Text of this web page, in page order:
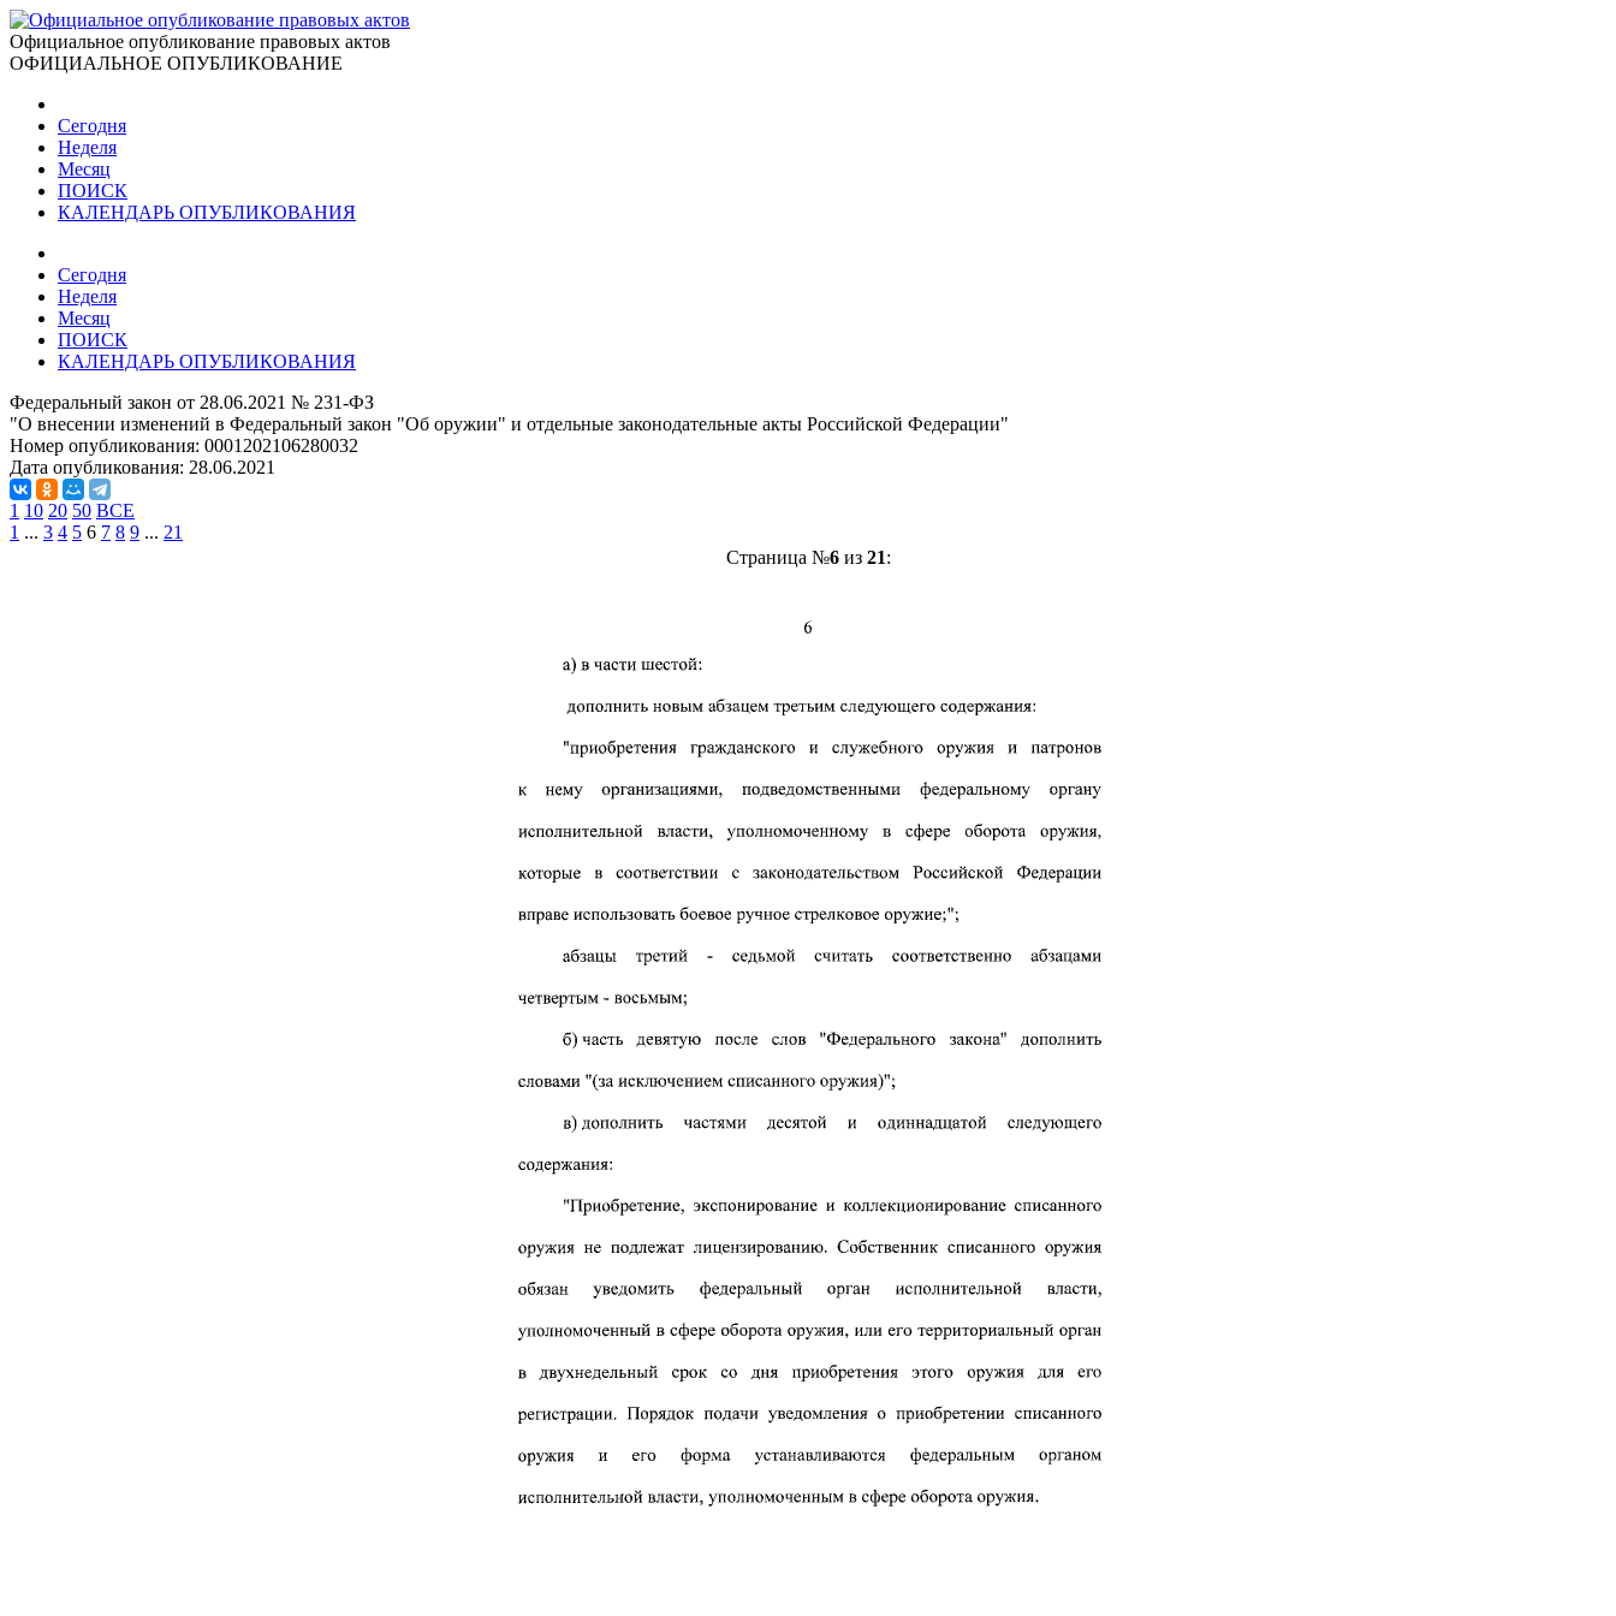
Официальное опубликование правовых актов
ОФИЦИАЛЬНОЕ ОПУБЛИКОВАНИЕ
Сегодня
Неделя
Месяц
ПОИСК
КАЛЕНДАРЬ ОПУБЛИКОВАНИЯ
Сегодня
Неделя
Месяц
ПОИСК
КАЛЕНДАРЬ ОПУБЛИКОВАНИЯ
Федеральный закон от 28.06.2021 № 231-ФЗ
"О внесении изменений в Федеральный закон "Об оружии" и отдельные законодательные акты Российской Федерации"
Номер опубликования: 0001202106280032
Дата опубликования: 28.06.2021
1 10 20 50 ВСЕ
1 ... 3 4 5 6 7 8 9 ... 21
Страница №6из 21: